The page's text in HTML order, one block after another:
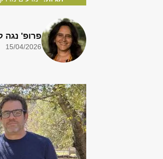
פרופ' נגה
15/04/2026